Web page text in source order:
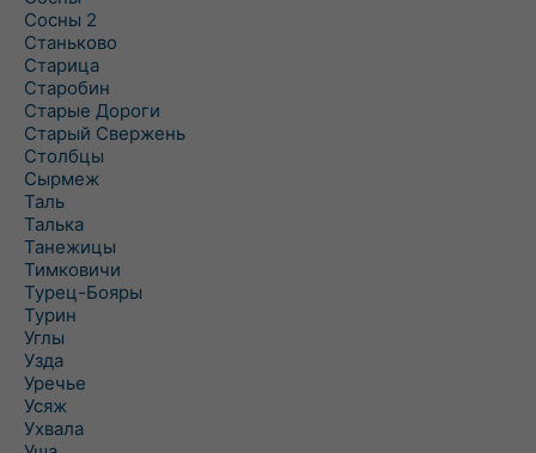
Сосны 2
Станьково
Старица
Старобин
Старые Дороги
Старый Свержень
Столбцы
Сырмеж
Таль
Талька
Танежицы
Тимковичи
Турец-Бояры
Турин
Углы
Узда
Уречье
Усяж
Ухвала